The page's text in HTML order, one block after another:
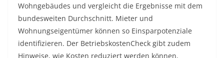
Wohngebäudes und vergleicht die Ergebnisse mit dem
bundesweiten Durchschnitt. Mieter und
Wohnungseigentümer können so Einsparpotenziale
identifizieren. Der BetriebskostenCheck gibt zudem
Hinweise, wie Kosten reduziert werden können.